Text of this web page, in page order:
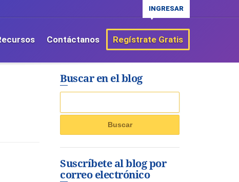
INGRESAR
Contáctanos Regístrate Gratis
Buscar en el blog
Suscríbete al blog por
correo electrónico